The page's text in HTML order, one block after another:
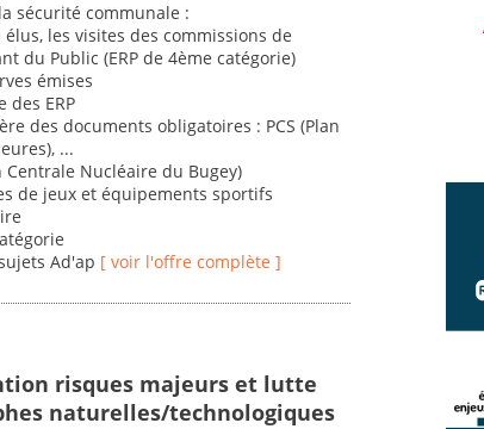
sécurité communale :
les visites des commissions de
du Public (ERP de 4ème catégorie)
émises
ERP
des documents obligatoires : PCS (Plan
...
Nucléaire du Bugey)
de jeux et équipements sportifs
Ad'ap [ voir l'offre complète ]
risques majeurs et lutte
naturelles/technologiques